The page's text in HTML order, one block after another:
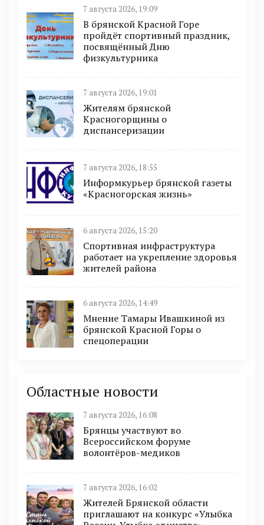
7 августа 2026, 19:09
В брянской Красной Горе
пройдёт спортивный праздник,
посвящённый Дню
физкультурника
7 августа 2026, 19:01
Жителям брянской
Красногорщины о
диспансеризации
7 августа 2026, 18:55
Информкурьер брянской газеты
«Красногорская жизнь»
6 августа 2026, 15:20
Спортивная инфраструктура
работает на укрепление здоровья
жителей района
6 августа 2026, 14:49
Мнение Тамары Ивашкиной из
брянской Красной Горы о
спецоперации
Областные новости
7 августа 2026, 16:08
Брянцы участвуют во
Всероссийском форуме
волонтёров-медиков
7 августа 2026, 16:02
Жителей Брянской области
приглашают на конкурс «Улыбка